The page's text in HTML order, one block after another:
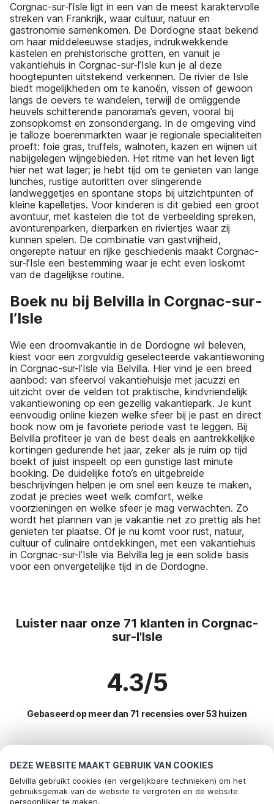
DEZE WEBSITE MAAKT GEBRUIK VAN COOKIES
Belvilla gebruikt cookies (en vergelijkbare technieken) om het
gebruiksgemak van de website te vergroten en de website
persoonlijker te maken.
Corgnac-sur-l’Isle ligt in een van de meest karaktervolle
streken van Frankrijk, waar cultuur, natuur en
gastronomie samenkomen. De Dordogne staat bekend
om haar middeleeuwse stadjes, indrukwekkende
kastelen en prehistorische grotten, en vanuit je
vakantiehuis in Corgnac-sur-l’Isle kun je al deze
hoogtepunten uitstekend verkennen. De rivier de Isle
biedt mogelijkheden om te kanoën, vissen of gewoon
langs de oevers te wandelen, terwijl de omliggende
heuvels schitterende panorama’s geven, vooral bij
zonsopkomst en zonsondergang. In de omgeving vind
je talloze boerenmarkten waar je regionale specialiteiten
proeft: foie gras, truffels, walnoten, kazen en wijnen uit
nabijgelegen wijngebieden. Het ritme van het leven ligt
hier net wat lager; je hebt tijd om te genieten van lange
lunches, rustige autoritten over slingerende
landweggetjes en spontane stops bij uitzichtpunten of
kleine kapelletjes. Voor kinderen is dit gebied een groot
avontuur, met kastelen die tot de verbeelding spreken,
avonturenparken, dierparken en riviertjes waar zij
kunnen spelen. De combinatie van gastvrijheid,
ongerepte natuur en rijke geschiedenis maakt Corgnac-
sur-l’Isle een bestemming waar je echt even loskomt
van de dagelijkse routine.
Boek nu bij Belvilla in Corgnac-sur-
l’Isle
Wie een droomvakantie in de Dordogne wil beleven,
kiest voor een zorgvuldig geselecteerde vakantiewoning
in Corgnac-sur-l’Isle via Belvilla. Hier vind je een breed
aanbod: van sfeervol vakantiehuisje met jacuzzi en
uitzicht over de velden tot praktische, kindvriendelijk
vakantiewoning op een gezellig vakantiepark. Je kunt
eenvoudig online kiezen welke sfeer bij je past en direct
book now om je favoriete periode vast te leggen. Bij
Belvilla profiteer je van de best deals en aantrekkelijke
kortingen gedurende het jaar, zeker als je ruim op tijd
boekt of juist inspeelt op een gunstige last minute
booking. De duidelijke foto’s en uitgebreide
beschrijvingen helpen je om snel een keuze te maken,
zodat je precies weet welk comfort, welke
voorzieningen en welke sfeer je mag verwachten. Zo
wordt het plannen van je vakantie net zo prettig als het
genieten ter plaatse. Of je nu komt voor rust, natuur,
cultuur of culinaire ontdekkingen, met een vakantiehuis
in Corgnac-sur-l’Isle via Belvilla leg je een solide basis
voor een onvergetelijke tijd in de Dordogne.
Luister naar onze 71 klanten in Corgnac-
sur-l'Isle
4.3/5
Gebaseerd op meer dan 71 recensies over 53 huizen
Meest populaire bestemmingen voor
vakantie